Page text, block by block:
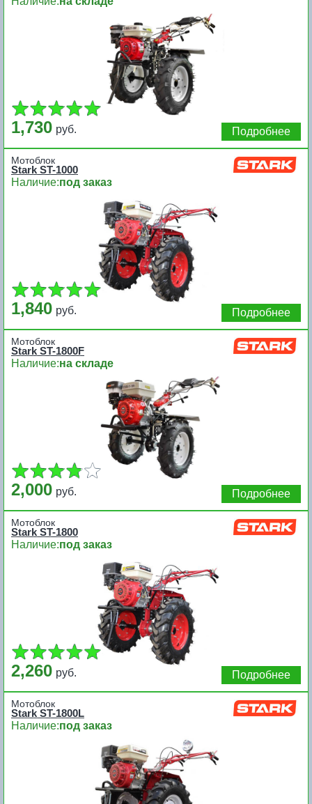
1,730 руб. Подробнее
Мотоблок
Stark ST-1000
Наличие:под заказ
1,840 руб. Подробнее
Мотоблок
Stark ST-1800F
Наличие:на складе
2,000 руб. Подробнее
Мотоблок
Stark ST-1800
Наличие:под заказ
2,260 руб. Подробнее
Мотоблок
Stark ST-1800L
Наличие:под заказ